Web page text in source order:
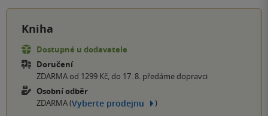
Kniha
Dostupné u dodavatele
Doručení
ZDARMA od 1299 Kč, do 17. 8. předáme dopravci
Osobní odběr
ZDARMA (Vyberte prodejnu )